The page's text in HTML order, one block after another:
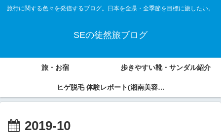
旅行に関する色々を発信するブログ。日本を全県・全季節を目標に旅したい。
SEの徒然旅ブログ
旅・お宿 歩きやすい靴・サンダル紹介
ヒゲ脱毛 体験レポート(湘南美容外
2019-10